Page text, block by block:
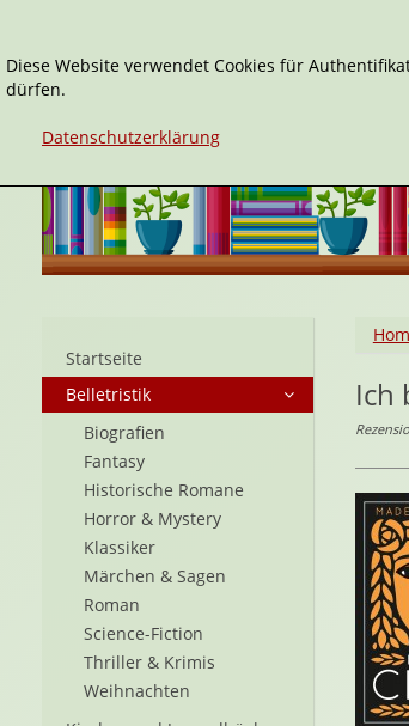
Ich
Startseite
Belletristik
Biografien
Fantasy
Historische Romane
Horror & Mystery
Klassiker
Märchen & Sagen
Roman
Science-Fiction
Thriller & Krimis
Weihnachten
Diese Website verwendet Cookies für
dürfen.
Datenschutzerklärung